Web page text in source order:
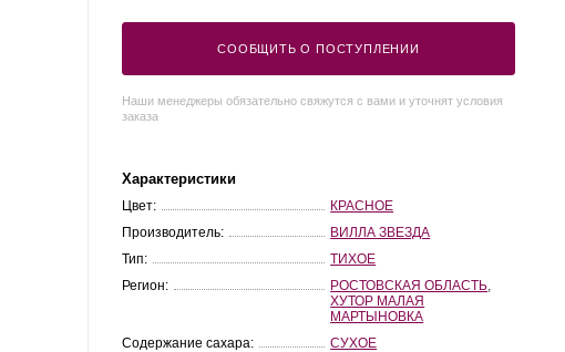
СООБЩИТЬ О ПОСТУПЛЕНИИ
Наши менеджеры обязательно свяжутся с вами и уточнят условия
заказа
Характеристики
Цвет:
КРАСНОЕ
Производитель:
ВИЛЛА ЗВЕЗДА
Тип:
ТИХОЕ
Регион:
РОСТОВСКАЯ ОБЛАСТЬ
ХУТОР МАЛАЯ
МАРТЫНОВКА
Содержание сахара:
СУХОЕ